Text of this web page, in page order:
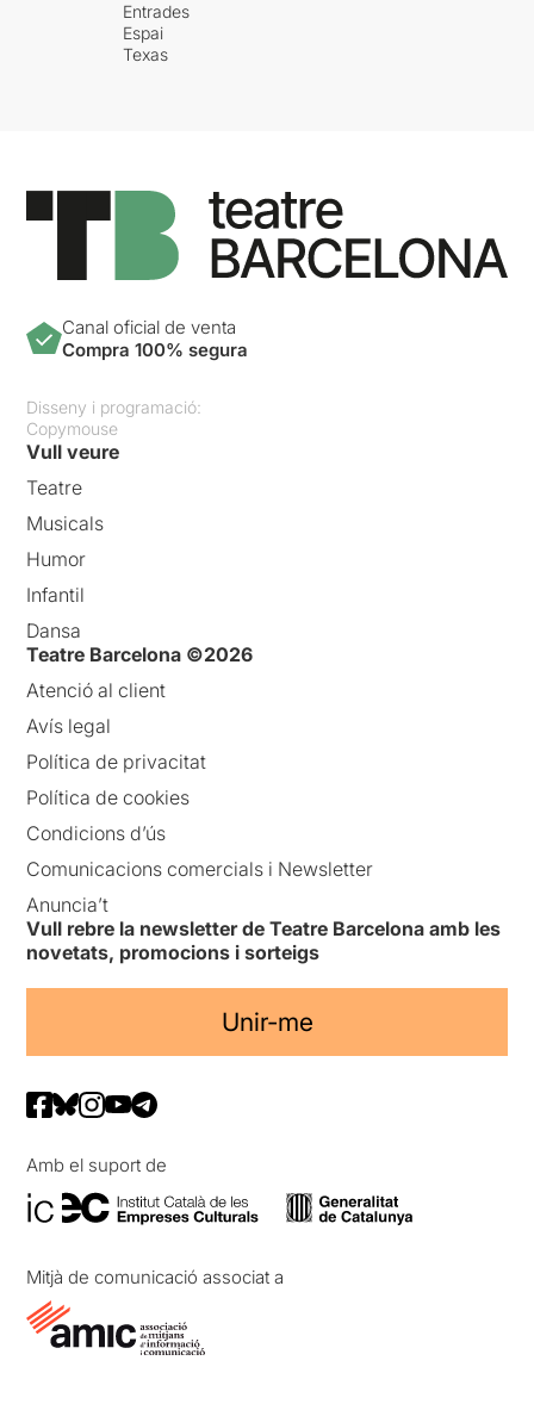
Entrades
Espai
Texas
Canal oficial de venta
Compra 100% segura
Disseny i programació:
Copymouse
Vull veure
Teatre
Musicals
Humor
Infantil
Dansa
Teatre Barcelona ©2026
Atenció al client
Avís legal
Política de privacitat
Política de cookies
Condicions d’ús
Comunicacions comercials i Newsletter
Anuncia’t
Vull rebre la newsletter de Teatre Barcelona amb les
novetats, promocions i sorteigs
Unir-me
Amb el suport de
Mitjà de comunicació associat a